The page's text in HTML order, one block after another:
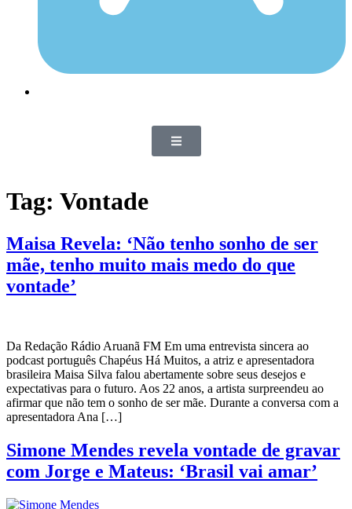
Tag: Vontade
Maisa Revela: ‘Não tenho sonho de ser
mãe, tenho muito mais medo do que
vontade’
Da Redação Rádio Aruanã FM Em uma entrevista sincera ao
podcast português Chapéus Há Muitos, a atriz e apresentadora
brasileira Maisa Silva falou abertamente sobre seus desejos e
expectativas para o futuro. Aos 22 anos, a artista surpreendeu ao
afirmar que não tem o sonho de ser mãe. Durante a conversa com a
apresentadora Ana […]
Simone Mendes revela vontade de gravar
com Jorge e Mateus: ‘Brasil vai amar’